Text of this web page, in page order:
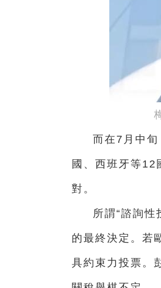
而在7月中
國、西班牙等12
對。
所謂“諮詢
的最終決定。若
具約束力投票。